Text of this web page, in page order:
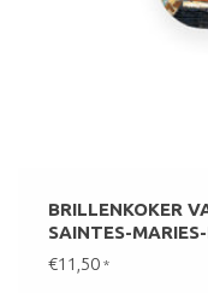
BRILLENKOKER
SAINTES-
€11,50 *